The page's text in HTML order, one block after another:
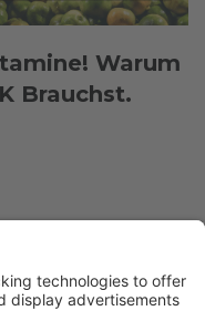
Warum
Brauchst.